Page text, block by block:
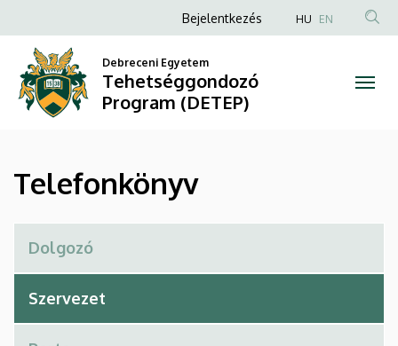
Telefonkönyv
Tehetséggondozó
Program
(DETEP)
a
tartalomra
Anonim
fiók
menüje
Bejelentkezés HU EN
Debreceni Egyetem
Tehetséggondozó
Program (DETEP)
Telefonkönyv